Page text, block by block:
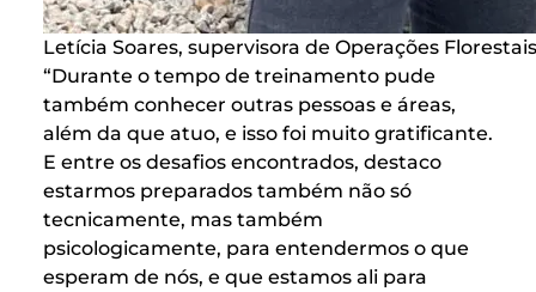
Letícia Soares, supervisora de Operações
“Durante o tempo de treinamento pude
também conhecer outras pessoas e áreas,
além da que atuo, e isso foi muito gratificante.
E entre os desafios encontrados, destaco
estarmos preparados também não só
tecnicamente, mas também
psicologicamente, para entendermos o que
esperam de nós, e que estamos ali para